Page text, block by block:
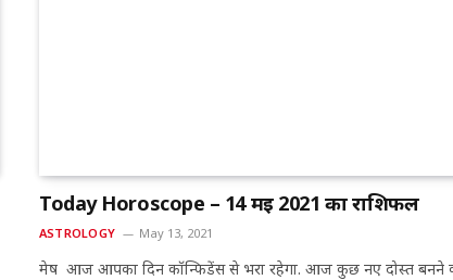
Today Horoscope – 14 मई 2021 का राशिफल
ASTROLOGY May 13, 2021
मेष आज आपका दिन कॉन्फिडेंस से भरा रहेगा. आज कुछ नए दोस्त बनने